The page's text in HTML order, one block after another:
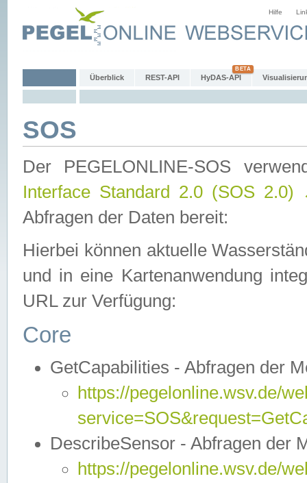
Hilfe
Überblick REST-API HyDAS-API
SOS
Der PEGELONLINE-SOS
Interface Standard 2.0 (SOS 2.0)
Abfragen der Daten bereit:
Hierbei können aktuelle
und in eine Kartenanwendung
URL zur Verfügung:
Core
GetCapabilities - Abfragen der
https://pegelonline.wsv.de/
DescribeSensor - Abfragen der
https://pegelonline.wsv.de/